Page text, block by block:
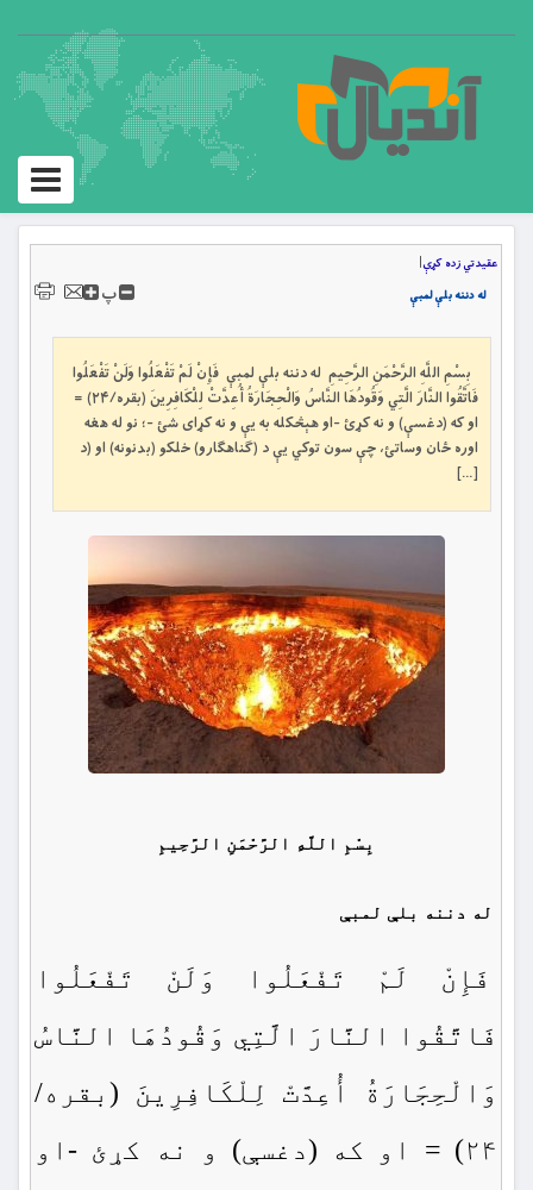
عقیدتي زده کړې|
پ له دننه بلې لمبې
بِسْمِ اللَّهِ الرَّحْمَنِ الرَّحِيمِ له دننه بلې لمبې فَإِنْ لَمْ تَفْعَلُوا وَلَنْ تَفْعَلُوا
فَاتَّقُوا النَّارَ الَّتِي وَقُودُهَا النَّاسُ وَالْحِجَارَةُ أُعِدَّتْ لِلْكَافِرِينَ (بقره/۲۴) =
او كه (دغسې) و نه كړئ -او هېڅكله به يې و نه كړاى شئ -؛ نو له هغه
اوره ځان وساتئ، چې سون توکي يې د (ګناهګارو) خلكو (بدنونه) او (د
[…]
بِسْمِ اللَّهِ الرَّحْمَنِ الرَّحِيمِ
له دننه بلې لمبې
فَإِنْ لَمْ تَفْعَلُوا وَلَنْ تَفْعَلُوا
فَاتَّقُوا النَّارَ الَّتِي وَقُودُهَا النَّاسُ
وَالْحِجَارَةُ أُعِدَّتْ لِلْكَافِرِينَ (بقره/
۲۴) = او كه (دغسې) و نه كړئ -او